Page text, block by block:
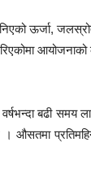
ऊर्जा,
आयोजनाको
बढी समय
औसतमा